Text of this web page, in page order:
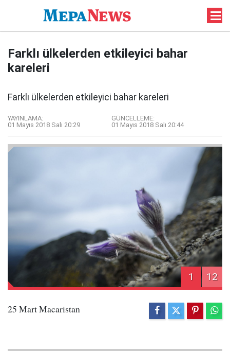
Farklı ülkelerden etkileyici bahar
kareleri
Farklı ülkelerden etkileyici bahar kareleri
YAYINLAMA:
01 Mayıs 2018 Salı 20:29
GÜNCELLEME:
01 Mayıs 2018 Salı 20:44
1 12
25 Mart Macaristan